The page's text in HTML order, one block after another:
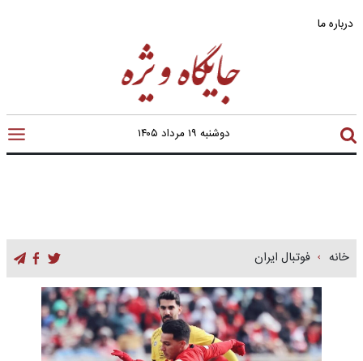
درباره ما
دوشنبه ۱۹ مرداد ۱۴۰۵
خانه فوتبال ایران